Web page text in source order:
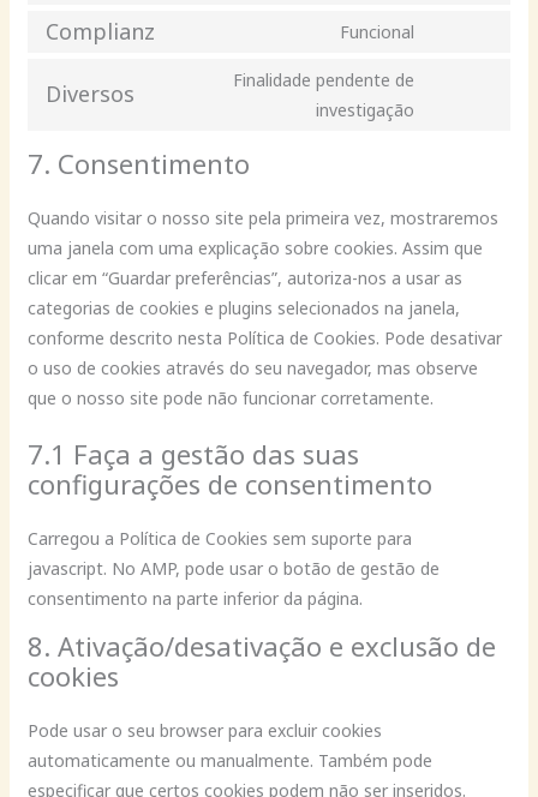
Complianz Funcional
Diversos
Finalidade pendente de
investigação
7. Consentimento
Quando visitar o nosso site pela primeira vez, mostraremos
uma janela com uma explicação sobre cookies. Assim que
clicar em “Guardar preferências”, autoriza-nos a usar as
categorias de cookies e plugins selecionados na janela,
conforme descrito nesta Política de Cookies. Pode desativar
o uso de cookies através do seu navegador, mas observe
que o nosso site pode não funcionar corretamente.
7.1 Faça a gestão das suas
configurações de consentimento
Carregou a Política de Cookies sem suporte para
javascript. No AMP, pode usar o botão de gestão de
consentimento na parte inferior da página.
8. Ativação/desativação e exclusão de
cookies
Pode usar o seu browser para excluir cookies
automaticamente ou manualmente. Também pode
especificar que certos cookies podem não ser inseridos.